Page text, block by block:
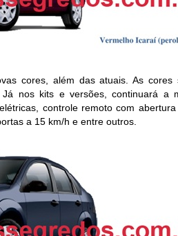
cores, além das atuais. As
Já nos kits e versões, continuará a
controle remoto com
a 15 km/h e entre outros.